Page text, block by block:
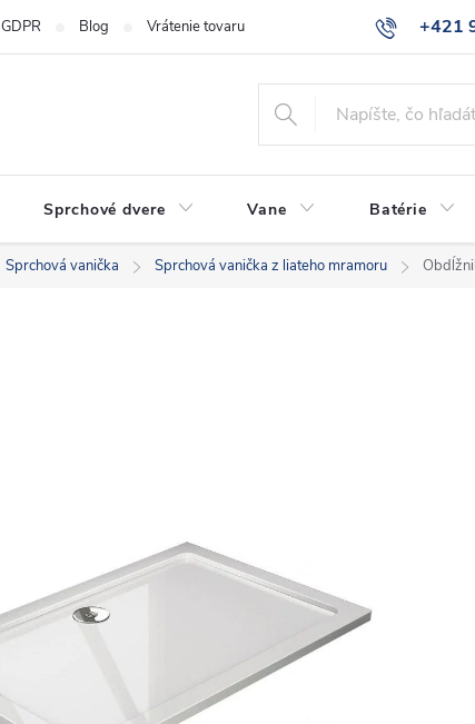
+421
GDPR Blog Vrátenie tovaru
Sprchové dvere Vane Batérie
Sprchová vanička Sprchová vanička z liateho mramoru